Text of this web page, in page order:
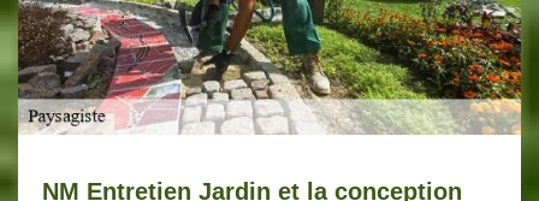
NM Entretien Jardin et la conception